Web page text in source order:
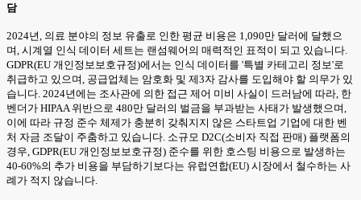
담
2024년, 의료 분야의 정보 유출로 인한 평균 비용은 1,090만 달러에 달했으
며, 시계열 인식 데이터 세트는 랜섬웨어의 매력적인 표적이 되고 있습니다.
GDPR(EU 개인정보보호규정)에서는 인식 데이터를 '특별 카테고리 정보'로
취급하고 있으며, 공급업체는 암호화 및 제3자 감사를 도입해야 할 의무가 있
습니다. 2024년에는 조사관에 의한 접근 제어 미비 사실이 드러남에 따라, 한
벤더가 HIPAA 위반으로 480만 달러의 벌금을 부과받는 사태가 발생했으며,
이에 따라 규정 준수 체제가 충분히 갖춰지지 않은 스타트업 기업에 대한 벤
처 자금 조달이 주춤하고 있습니다. 소규모 D2C(소비자 직접 판매) 플랫폼의
경우, GDPR(EU 개인정보보호규정) 준수를 위한 호스팅 비용으로 발생하는
40-60%의 추가 비용을 부담하기보다는 유럽연합(EU) 시장에서 철수하는 사
례가 적지 않습니다.